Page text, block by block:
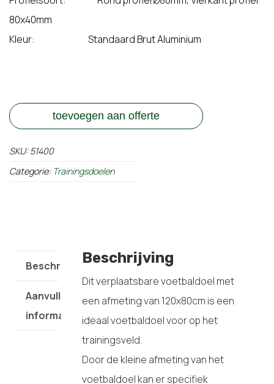
80x40mm
Kleur: Standaard Brut Aluminium
toevoegen aan offerte
SKU:51400
Categorie: Trainingsdoelen
Beschrijving
Aanvullende
informatie
Beschrijving
Dit verplaatsbare voetbaldoel met
een afmeting van 120x80cm is een
ideaal voetbaldoel voor op het
trainingsveld.
Door de kleine afmeting van het
voetbaldoel kan er specifiek